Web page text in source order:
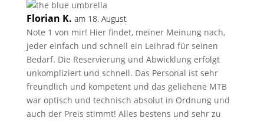
Florian K. am 18. August
Note 1 von mir! Hier findet, meiner Meinung nach,
jeder einfach und schnell ein Leihrad für seinen
Bedarf. Die Reservierung und Abwicklung erfolgt
unkompliziert und schnell. Das Personal ist sehr
freundlich und kompetent und das geliehene MTB
war optisch und technisch absolut in Ordnung und
auch der Preis stimmt! Alles bestens und sehr zu